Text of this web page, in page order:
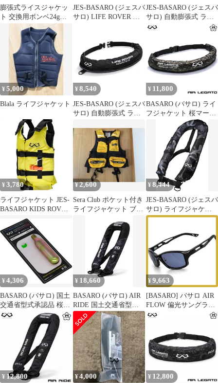
膨張式ライスジャケッ
ト 交換用ボンベ24g自
動膨脹式
JES-BASARO (ジェスバ
サロ) LIFE ROVER 大
ト 釣り 浮力7kg Mサイ
ズ:身長135-175cm Lサ
イズ:身長160-190cm b-
Lifejac-LR001
JES-BASARO (ジェスバ
サロ) 自動膨張式 ライ
フジャケット 救命胴衣
ル 2Wayモデル 肩掛け
釣り 浮力150N 日本国
内メーカー B-Life-Jac-
TYPE-J-MN/AT 日本語
取説 CO2ボンベ搭載
¥5,000
Blala ライフジャケット
¥ 8,540
JES-BASARO (ジェスバ
サロ) 自動膨張式 ライ
自動/手動双方対応モデ
ル 2Wayモデル 釣り 大
人用 腰巻き 腰 ベルト
日本国内メーカー B-
Life-Jac-MN/AT 日本語
取り扱い説明書 CO2高
圧縮 2f1f10e3
¥ 11,800
BASARO (バサロ) ライ
フジャケット 桜マーク
付き AIRLEGATO 国土
交通省型式承認品 桜マ
ーク タイプA 手動膨脹
式 救命胴衣 全航行区域
対応 大人用 釣り 腰 腰
巻き対応70～120cm 日
本メーカー B-Lifejac-
IF01
¥ 3,780
ライフジャケット JES-
BASARO KIDS ROVER
子供用 ベスト
¥2,600
Sera Club ポケット付き
ライフジャケット ブラ
¥8,444
JES-BASARO (ジェスバ
サロ) ライフジャケッ
ト 手動膨張式 肩掛け
釣り メンズ レディース
浮力150N 日本国内メー
カー B-Life-Jac-TYPE-J-
MN/AT 日本語取扱説
国際安全基準CNAS認
証ボンベ搭載
¥ 4,306
BASARO (バサロ) 国土
交通省型式承認品 桜マ
ーク タイプA 手動膨張
式 ライフジャケット ボ
ンベ エアレガート 桜マ
ーク付き 救命胴衣専用
ボンベ 交換用ボンベ
¥ 18,660
BASARO (バサロ) AIR
RIDE 国土交通省型式
承認品 桜マーク タイプ
A 自動膨脹式 ライフジ
ャケット 桜マーク付き
自動/手動双方対応モデ
ル 救命胴衣 全航行区域
対応 大人用 釣り 肩 肩
掛けタイプ 首 首掛けタ
イプ メンズ レ
¥ 9,663
[BASARO] バサロ AIR
FLOW 偏光サングラス
サングラス 釣り メンズ
B-Lifeglass-Flow01サイ
ズ:フリー (グロスブラ
ック(艶あり)) 1
¥ 12,800 ¥4,000 ¥ 12,800